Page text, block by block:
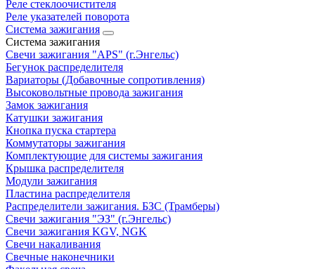
Реле стеклоочистителя
Реле указателей поворота
Система зажигания
Система зажигания
Свечи зажигания "APS" (г.Энгельс)
Бегунок распределителя
Вариаторы (Добавочные сопротивления)
Высоковольтные провода зажигания
Замок зажигания
Катушки зажигания
Кнопка пуска стартера
Коммутаторы зажигания
Комплектующие для системы зажигания
Крышка распределителя
Модули зажигания
Пластина распределителя
Распределители зажигания. БЗС (Трамберы)
Свечи зажигания "ЭЗ" (г.Энгельс)
Свечи зажигания KGV, NGK
Свечи накаливания
Свечные наконечники